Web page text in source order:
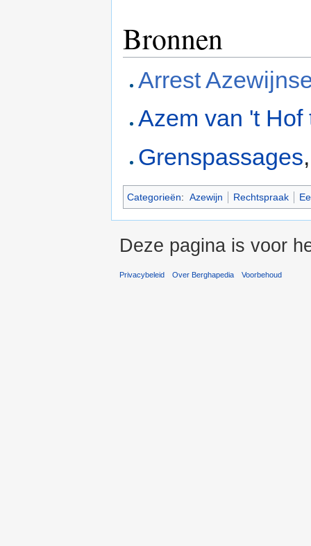
Bronnen
Arrest
Azem van 't Hof
Grenspassages
Categorieën: Azewijn Rechtspraak
Deze pagina is voor
Privacybeleid Over Berghapedia Voorbehoud